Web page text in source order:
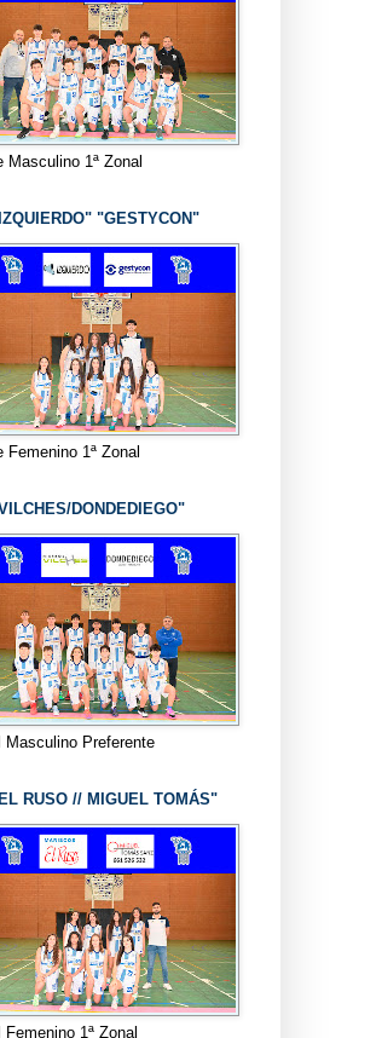
Masculino 1ª Zonal
"GESTYCON"
Femenino 1ª Zonal
DONDEDIEGO"
Masculino Preferente
RUSO // MIGUEL TOMÁS"
Femenino 1ª Zonal